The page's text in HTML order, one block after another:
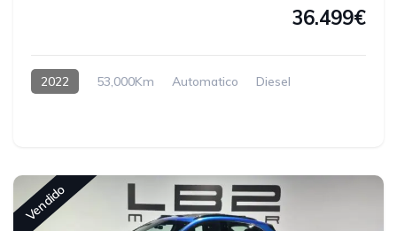
36.499€
2022 53,000Km Automatico Diesel
Vendido